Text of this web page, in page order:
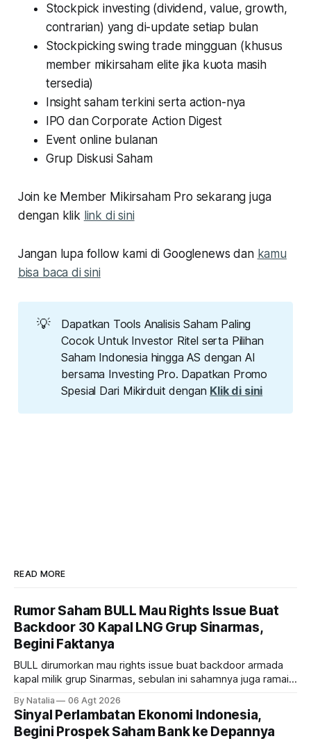
Stockpick investing (dividend, value, growth,
contrarian) yang di-update setiap bulan
Stockpicking swing trade mingguan (khusus
member mikirsaham elite jika kuota masih
tersedia)
Insight saham terkini serta action-nya
IPO dan Corporate Action Digest
Event online bulanan
Grup Diskusi Saham
Join ke Member Mikirsaham Pro sekarang juga
dengan klik link di sini
Jangan lupa follow kami di Googlenews dan kamu
bisa baca di sini
💡
Dapatkan Tools Analisis Saham Paling
Cocok Untuk Investor Ritel serta Pilihan
Saham Indonesia hingga AS dengan AI
bersama Investing Pro. Dapatkan Promo
Spesial Dari Mikirduit dengan Klik di sini
READ MORE
Rumor Saham BULL Mau Rights Issue Buat
Backdoor 30 Kapal LNG Grup Sinarmas,
Begini Faktanya
BULL dirumorkan mau rights issue buat backdoor armada
kapal milik grup Sinarmas, sebulan ini sahamnya juga ramai
masih menarik dilirik?
By Natalia 06 Agt 2026
Sinyal Perlambatan Ekonomi Indonesia,
Begini Prospek Saham Bank ke Depannya